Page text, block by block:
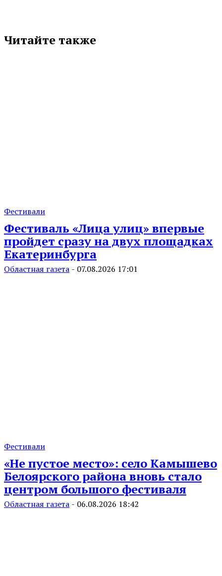
Читайте также
Фестивали
Фестиваль «Лица улиц» впервые
пройдет сразу на двух площадках
Екатеринбурга
Областная газета - 07.08.2026 17:01
Фестивали
«Не пустое место»: село Камышево
Белоярского района вновь стало
центром большого фестиваля
Областная газета - 06.08.2026 18:42